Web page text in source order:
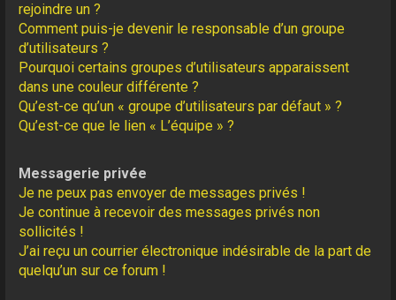
rejoindre un ?
Comment puis-je devenir le responsable d’un groupe
d’utilisateurs ?
Pourquoi certains groupes d’utilisateurs apparaissent
dans une couleur différente ?
Qu’est-ce qu’un « groupe d’utilisateurs par défaut » ?
Qu’est-ce que le lien « L’équipe » ?
Messagerie privée
Je ne peux pas envoyer de messages privés !
Je continue à recevoir des messages privés non
sollicités !
J’ai reçu un courrier électronique indésirable de la part de
quelqu’un sur ce forum !